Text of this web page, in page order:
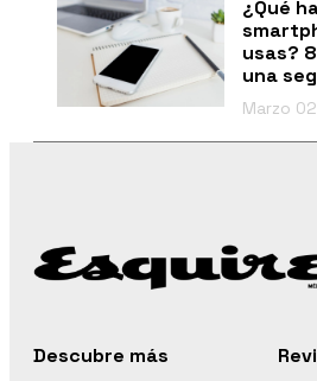
¿Qué
usas?
una
Marzo
Descubre más